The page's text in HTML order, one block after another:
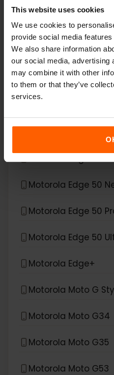
This website uses cookies
We use cookies to
provide social media
We also share information
our social media, advertising
may combine it with other
to them or that they’ve
services.
Xiaomi Redmi Note
eSIM 호환 기기
Motorola Edge 40
Motorola Edge 50
Motorola Edge 50
Motorola Edge 50
Motorola Edge+
Motorola Moto G
Motorola Moto G34
Motorola Moto G35
Motorola Moto G53